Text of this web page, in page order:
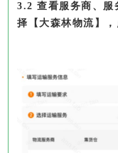
3.2 查看服务商、服
择【大森林物流】，